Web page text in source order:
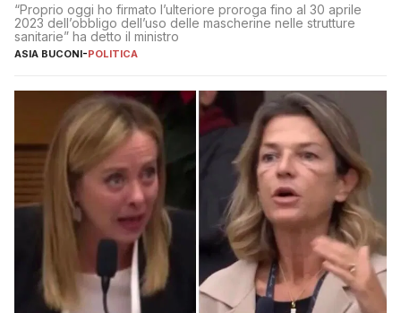
“Proprio oggi ho firmato l’ulteriore proroga fino al 30 aprile
2023 dell’obbligo dell’uso delle mascherine nelle strutture
sanitarie” ha detto il ministro
ASIA BUCONI-POLITICA